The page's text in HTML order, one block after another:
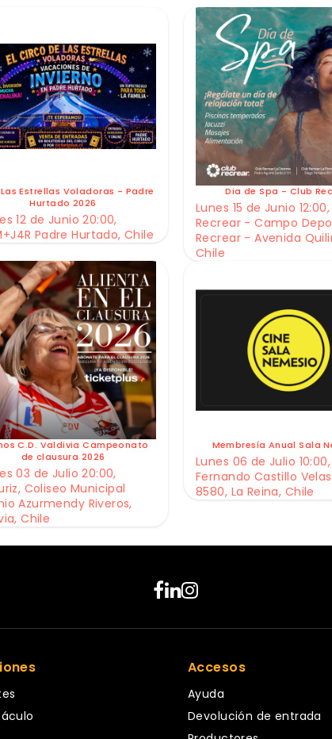
Estrellas Voladoras - Padre
Hurtado 2026
12 de Junio 20:00,
Padre Hurtado, Chile
Dia de Spa - Club
Lunes 15 de Junio
Recrear - Campo
Recrear - Avenida
Chile
C.D. Valdivia Campeonato
de clausura 2026
03 de Julio 20:00,
Coliseo Municipal
Azurmendy Riveros,
Chile
Membresía Anual Sala
Lunes 06 de Julio
Fernando Castillo
8580, La Reina, Chile
Accesos
Ayuda
Devolución de entrada